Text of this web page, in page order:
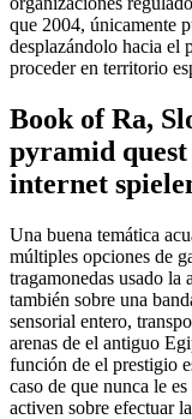
que 2004, únicamente
desplazándolo hacia el
proceder en territorio
Book of Ra,
pyramid
internet
Una buena temática
múltiples opciones de
tragamonedas usado
también sobre una
sensorial entero,
arenas de el antiguo
función de el prestigio
caso de que nunca le
activen sobre efectuar